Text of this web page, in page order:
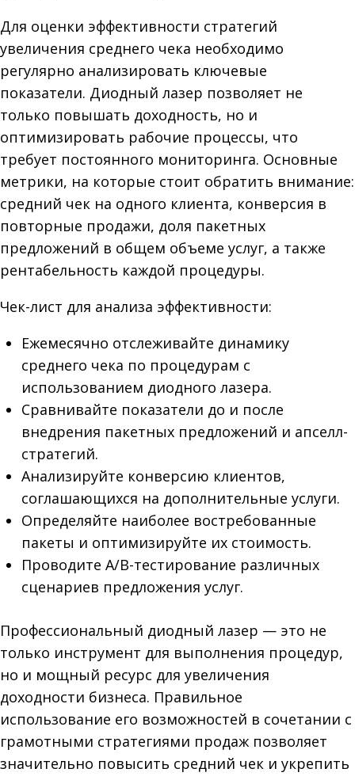
Для оценки эффективности стратегий
увеличения среднего чека необходимо
регулярно анализировать ключевые
показатели. Диодный лазер позволяет не
только повышать доходность, но и
оптимизировать рабочие процессы, что
требует постоянного мониторинга. Основные
метрики, на которые стоит обратить внимание:
средний чек на одного клиента, конверсия в
повторные продажи, доля пакетных
предложений в общем объеме услуг, а также
рентабельность каждой процедуры.
Чек-лист для анализа эффективности:
Ежемесячно отслеживайте динамику
среднего чека по процедурам с
использованием диодного лазера.
Сравнивайте показатели до и после
внедрения пакетных предложений и апселл-
стратегий.
Анализируйте конверсию клиентов,
соглашающихся на дополнительные услуги.
Определяйте наиболее востребованные
пакеты и оптимизируйте их стоимость.
Проводите A/B-тестирование различных
сценариев предложения услуг.
Профессиональный диодный лазер — это не
только инструмент для выполнения процедур,
но и мощный ресурс для увеличения
доходности бизнеса. Правильное
использование его возможностей в сочетании с
грамотными стратегиями продаж позволяет
значительно повысить средний чек и укрепить